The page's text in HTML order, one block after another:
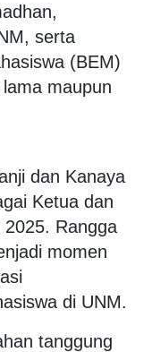
serta
(BEM)
maupun
dan Kanaya
Ketua dan
2025. Rangga
momen
di UNM.
tanggung